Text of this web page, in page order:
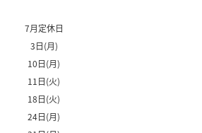
7月定休日
3日(月)
10日(月)
11日(火)
18日(火)
24日(月)